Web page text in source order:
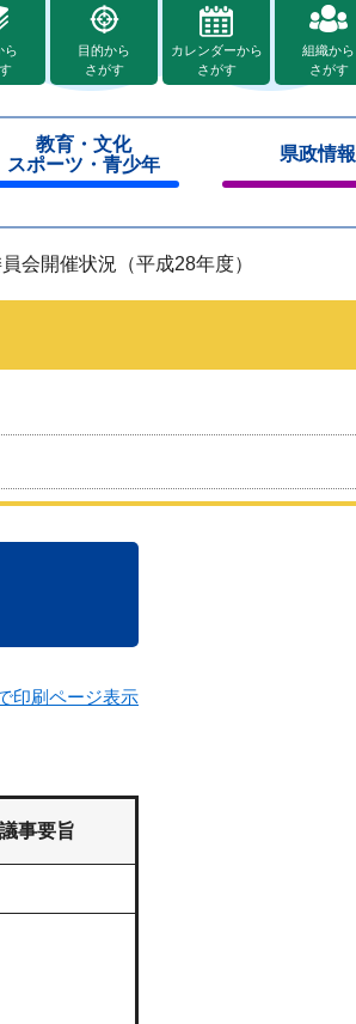
ら
目的から
さがす
カレンダーから
さがす
組織から
さがす
教育・文化
スポーツ・青少年
県政情報
じ
る
会開催状況（平成28年度）
印刷ページ表示
議事要旨